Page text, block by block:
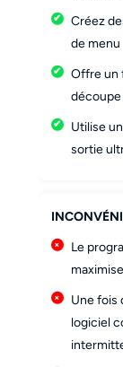
Créez
de menu
Offre un
Utilise
sortie
Le
Une fois
logiciel